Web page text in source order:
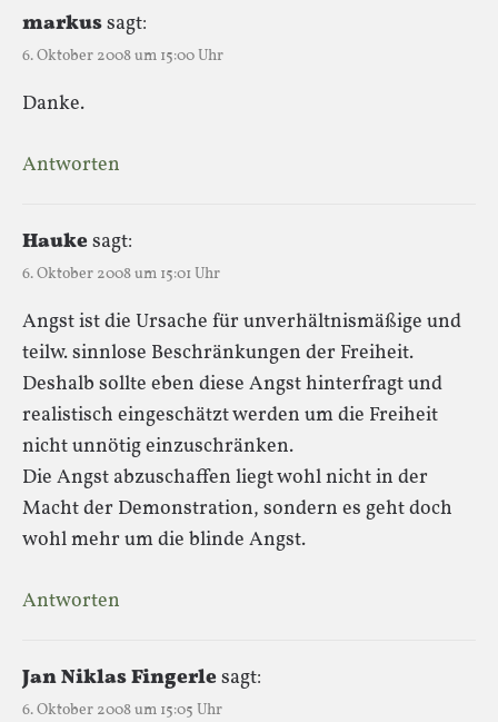
markussagt:
6. Oktober 2008 um 15:00 Uhr
Danke.
Antworten
Haukesagt:
6. Oktober 2008 um 15:01 Uhr
Angst ist die Ursache für unverhältnismäßige und
teilw. sinnlose Beschränkungen der Freiheit.
Deshalb sollte eben diese Angst hinterfragt und
realistisch eingeschätzt werden um die Freiheit
nicht unnötig einzuschränken.
Die Angst abzuschaffen liegt wohl nicht in der
Macht der Demonstration, sondern es geht doch
wohl mehr um die blinde Angst.
Antworten
Jan Niklas Fingerlesagt:
6. Oktober 2008 um 15:05 Uhr